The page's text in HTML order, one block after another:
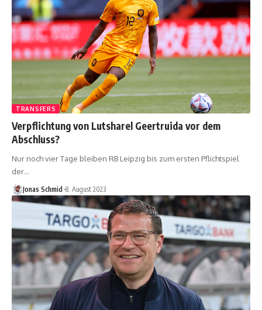
TRANSFERS
Verpflichtung von Lutsharel Geertruida vor dem
Abschluss?
Nur noch vier Tage bleiben RB Leipzig bis zum ersten Pflichtspiel
der…
Jonas Schmid 8. August 2023